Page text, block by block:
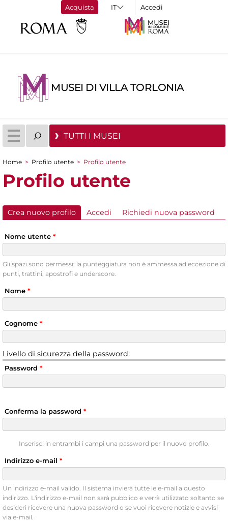
Acquista Accedi
MUSEI DI VILLA TORLONIA
TUTTI I MUSEI
Tu sei qui
Home > Profilo utente > Profilo utente
Profilo utente
Schede primarie
Crea nuovo profilo (scheda attiva)
Accedi Richiedi nuova password
Nome utente *
Gli spazi sono permessi; la punteggiatura non è ammessa ad eccezione di
punti, trattini, apostrofi e underscore.
Nome *
Cognome *
Livello di sicurezza della password:
Password *
Conferma la password *
Inserisci in entrambi i campi una password per il nuovo profilo.
Indirizzo e-mail *
Un indirizzo e-mail valido. Il sistema invierà tutte le e-mail a questo
indirizzo. L'indirizzo e-mail non sarà pubblico e verrà utilizzato soltanto se
desideri ricevere una nuova password o se vuoi ricevere notizie e avvisi
via e-mail.